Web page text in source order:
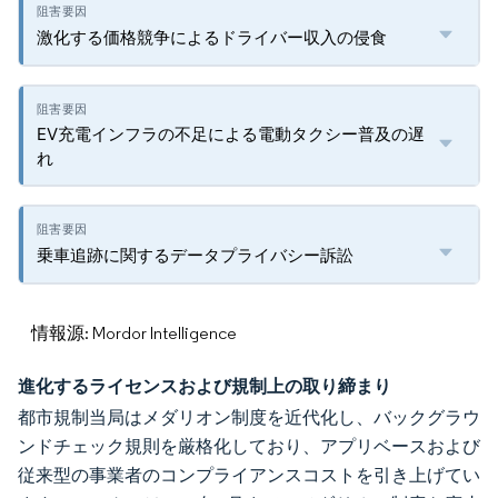
激化する価格競争によるドライバー収入の侵食
EV充電インフラの不足による電動タクシー普及の遅
れ
乗車追跡に関するデータプライバシー訴訟
情報源: Mordor Intelligence
進化するライセンスおよび規制上の取り締まり
都市規制当局はメダリオン制度を近代化し、バックグラウ
ンドチェック規則を厳格化しており、アプリベースおよび
従来型の事業者のコンプライアンスコストを引き上げてい